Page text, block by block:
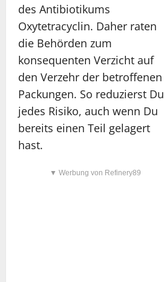
des Antibiotikums
Oxytetracyclin. Daher raten
die Behörden zum
konsequenten Verzicht auf
den Verzehr der betroffenen
Packungen. So reduzierst Du
jedes Risiko, auch wenn Du
bereits einen Teil gelagert
hast.
▼ Werbung von Refinery89